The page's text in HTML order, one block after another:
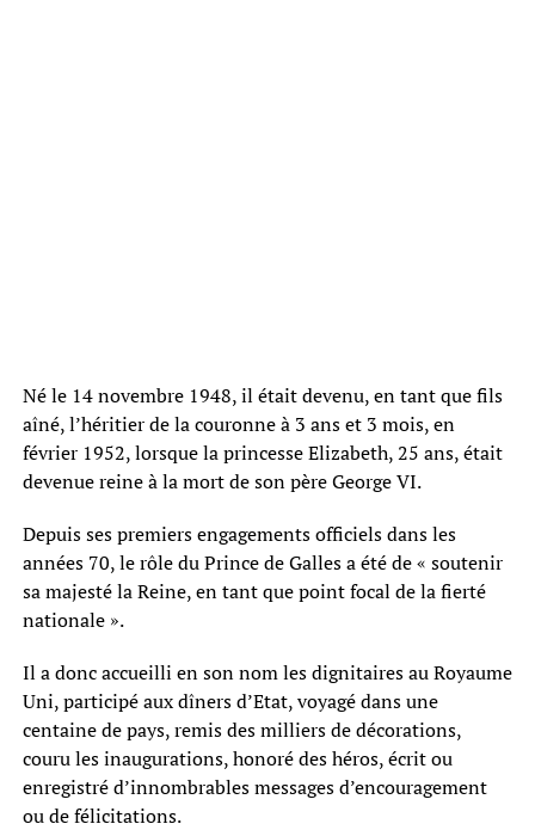
Né le 14 novembre 1948, il était devenu, en tant que fils
aîné, l’héritier de la couronne à 3 ans et 3 mois, en
février 1952, lorsque la princesse Elizabeth, 25 ans, était
devenue reine à la mort de son père George VI.
Depuis ses premiers engagements officiels dans les
années 70, le rôle du Prince de Galles a été de « soutenir
sa majesté la Reine, en tant que point focal de la fierté
nationale ».
Il a donc accueilli en son nom les dignitaires au Royaume
Uni, participé aux dîners d’Etat, voyagé dans une
centaine de pays, remis des milliers de décorations,
couru les inaugurations, honoré des héros, écrit ou
enregistré d’innombrables messages d’encouragement
ou de félicitations.